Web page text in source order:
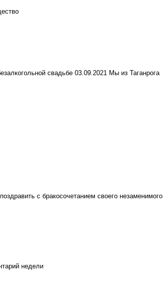
свадьбе 03.09.2021 Мы из Таганрога
с бракосочетанием своего незаменимого
недели